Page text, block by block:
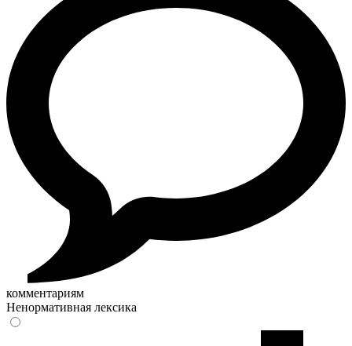
комментариям
Ненормативная лексика